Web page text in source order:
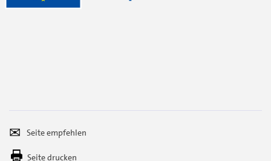
empfehlen
Per
E-
Seite drucken